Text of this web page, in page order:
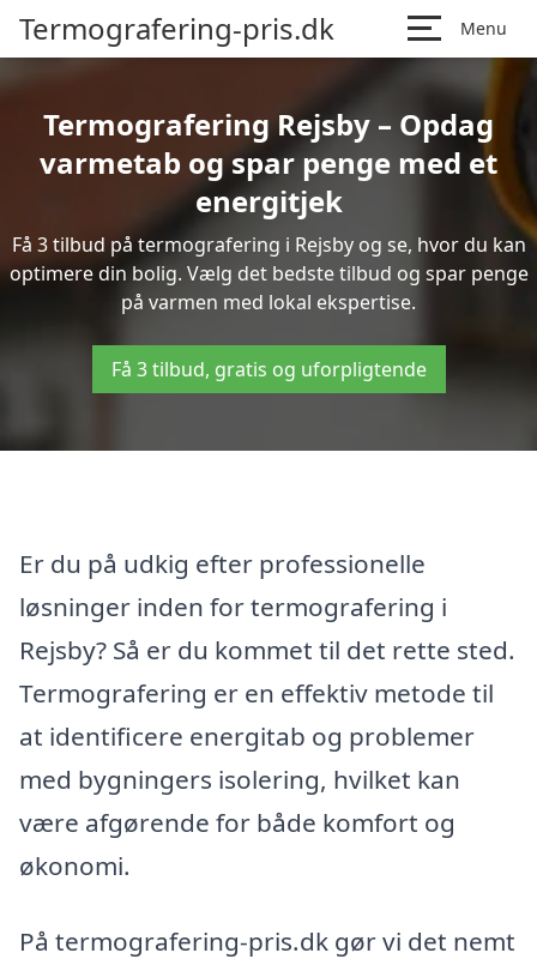
Termografering-pris.dk Menu
Termografering Rejsby – Opdag
varmetab og spar penge med et
energitjek
Få 3 tilbud på termografering i Rejsby og se, hvor du kan
optimere din bolig. Vælg det bedste tilbud og spar penge
på varmen med lokal ekspertise.
Få 3 tilbud, gratis og uforpligtende
Er du på udkig efter professionelle
løsninger inden for termografering i
Rejsby? Så er du kommet til det rette sted.
Termografering er en effektiv metode til
at identificere energitab og problemer
med bygningers isolering, hvilket kan
være afgørende for både komfort og
økonomi.
På termografering-pris.dk gør vi det nemt